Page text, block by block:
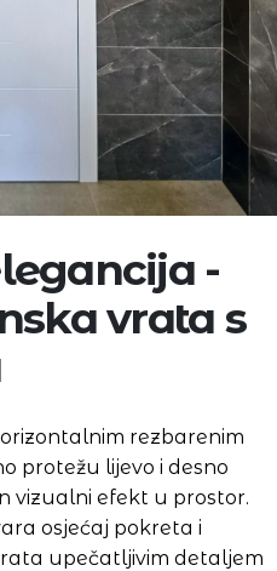
-
vrata s
rezbarenim
protežu lijevo i desno
vizualni efekt u prostor.
osjećaj pokreta i
upečatljivim detaljem